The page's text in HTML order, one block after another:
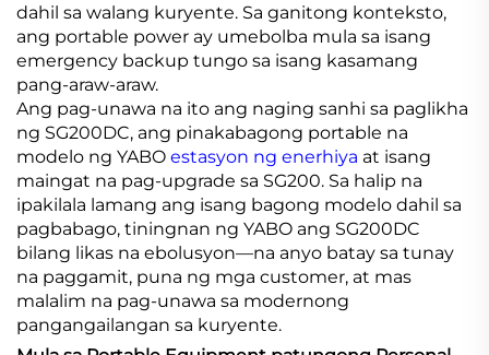
dahil sa walang kuryente. Sa ganitong konteksto,
ang portable power ay umebolba mula sa isang
emergency backup tungo sa isang kasamang
pang-araw-araw.
Ang pag-unawa na ito ang naging sanhi sa paglikha
ng SG200DC, ang pinakabagong portable na
modelo ng YABO estasyon ng enerhiya at isang
maingat na pag-upgrade sa SG200. Sa halip na
ipakilala lamang ang isang bagong modelo dahil sa
pagbabago, tiningnan ng YABO ang SG200DC
bilang likas na ebolusyon—na anyo batay sa tunay
na paggamit, puna ng mga customer, at mas
malalim na pag-unawa sa modernong
pangangailangan sa kuryente.